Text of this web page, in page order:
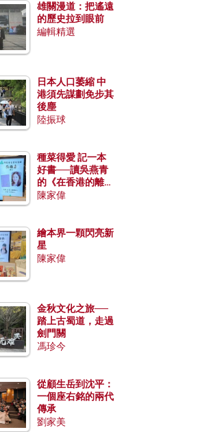
雄關漫道：把遙遠
的歷史拉到眼前
編輯精選
日本人口萎縮 中
港須先謀劃免步其
後塵
陸振球
種菜得愛 記一本
好書──讀吳燕青
的《在香港的離島
種菜》
陳家偉
繪本界一顆閃亮新
星
陳家偉
金秋文化之旅──
踏上古蜀道，走過
劍門關
馮珍今
從顧生岳到沈平：
一個座右銘的兩代
傳承
劉家美